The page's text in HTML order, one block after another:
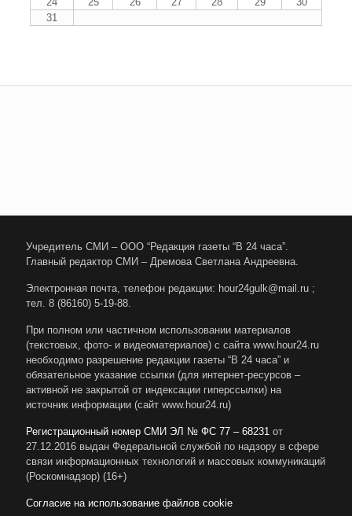
31
Учредитель СМИ – ООО “Редакция газеты “В 24 часа”.
Главный редактор СМИ – Дремова Светлана Андреевна.
Электронная почта, телефон редакции: hour24gulk@mail.ru ;
тел. 8 (86160) 5-19-88.
При полном или частичном использовании материалов
(текстовых, фото- и видеоматериалов) с сайта www.hour24.ru
необходимо разрешение редакции газеты “В 24 часа” и
обязательное указание ссылки (для интернет-ресурсов –
активной не закрытой от индексации гиперссылки) на
источник информации (сайт www.hour24.ru)
Регистрационный номер СМИ ЭЛ № ФС 77 – 68231 от
27.12.2016 выдан Федеральной службой по надзору в сфере
связи информационных технологий и массовых коммуникаций
(Роскомнадзор) (16+)
Согласие на использование файлов cookie